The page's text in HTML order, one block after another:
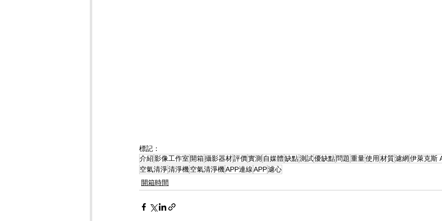
標記：
介紹影像工作室 開箱攝影器材評價實測 自媒體缺點測試優缺點 問題重量使用 材質濾網伊萊克斯
空氣清淨清淨機空氣清淨機APP連線APP濾心
開箱時間